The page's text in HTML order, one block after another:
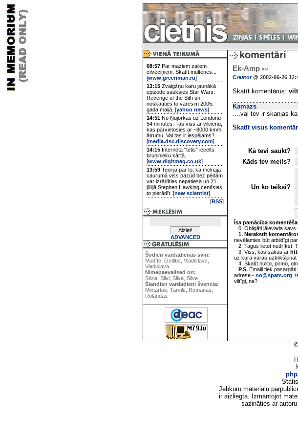
08:57 Par maziem zaļiem
cilvēciņiem. Skatīt multenes...
[www.greenman.ru]
13:15 Zvaigžņu karu jaunākā
epizode sauksies Star Wars:
Revenge of the Sith un
noskatīties to varēsim 2005.
gada maijā. [yahoo news]
14:51 No Ņujorkas uz Londonu
54 minūtēs. Tas viss ar vilcienu,
kas pārvietosies ar ~8000 km/h
ātrumu. Vai tas ir iespējams?
[media.dsc.discovery.com]
14:15 Interneta "tētis" iecelts
bruņinieku kārtā.
[www.digitmag.co.uk]
13:59 Teorija par to, ka melnajā
caurumā viss pazūd bez pēdām
var izrādīties nepatiesa un 21.
jūlijā Stephen Hawking centīsies
to pierādīt. [new scientist]
[RSS]
ADVANCED
Šodien vardadienas svin:
Mudīte, Gotlibs, Vladislavs,
Vladislava
Nimepaevalised on:
Silvia, Silvi, Silva, Silve
Šiandien vardadieni švencia:
Mintartas, Tarvilė, Romanas,
Rolandas
Ek-Amp »»
Creator@ 2002-06-26
Skatīt komentārus:
Kamazs
....vai tev ir skanjas
Skatīt visus
Kā tevi saukt?
Kāds tev meils?
Un ko teiksi?
Īsa pamācība
0. Obligāti jāievada savs
1. Nerakstīt
nevēlamies būt atbildīgi
2. Tagus lietot nedrīkst.
3. Viss, kas sākās ar
uz kura varās uzklikšķināt
4. Skatīt nullto, pirmo,
P.S. Emaili tiek
adrese - no@spam.org ,
viltīgi, ne?
php
Jebkuru materiālu
ir aizliegta. Izmantojot
sazināties ar